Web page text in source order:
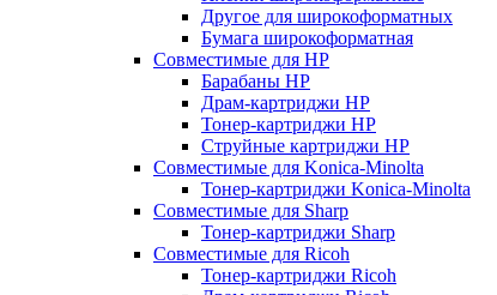
Другое для широкоформатных
Бумага широкоформатная
Совместимые для HP
Барабаны HP
Драм-картриджи HP
Тонер-картриджи HP
Струйные картриджи HP
Совместимые для Konica-Minolta
Тонер-картриджи Konica-Minolta
Совместимые для Sharp
Тонер-картриджи Sharp
Совместимые для Ricoh
Тонер-картриджи Ricoh